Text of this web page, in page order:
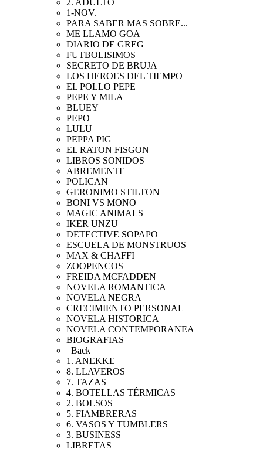
2. ADULTO
1-NOV.
PARA SABER MAS SOBRE...
ME LLAMO GOA
DIARIO DE GREG
FUTBOLISIMOS
SECRETO DE BRUJA
LOS HEROES DEL TIEMPO
EL POLLO PEPE
PEPE Y MILA
BLUEY
PEPO
LULU
PEPPA PIG
EL RATON FISGON
LIBROS SONIDOS
ABREMENTE
POLICAN
GERONIMO STILTON
BONI VS MONO
MAGIC ANIMALS
IKER UNZU
DETECTIVE SOPAPO
ESCUELA DE MONSTRUOS
MAX & CHAFFI
ZOOPENCOS
FREIDA MCFADDEN
NOVELA ROMANTICA
NOVELA NEGRA
CRECIMIENTO PERSONAL
NOVELA HISTORICA
NOVELA CONTEMPORANEA
BIOGRAFIAS
Back
1. ANEKKE
8. LLAVEROS
7. TAZAS
4. BOTELLAS TÉRMICAS
2. BOLSOS
5. FIAMBRERAS
6. VASOS Y TUMBLERS
3. BUSINESS
LIBRETAS